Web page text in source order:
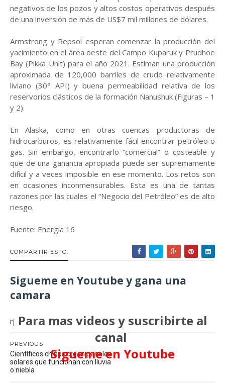
negativos de los pozos y altos costos operativos después
de una inversión de más de US$7 mil millones de dólares.
Armstrong y Repsol esperan comenzar la producción del
yacimiento en el área oeste del Campo Kuparuk y Prudhoe
Bay (Pikka Unit) para el año 2021. Estiman una producción
aproximada de 120,000 barriles de crudo relativamente
liviano (30° API) y buena permeabilidad relativa de los
reservorios clásticos de la formación Nanushuk (Figuras – 1
y 2).
En Alaska, como en otras cuencas productoras de
hidrocarburos, es relativamente fácil encontrar petróleo o
gas. Sin embargo, encontrarlo “comercial” o costeable y
que de una ganancia apropiada puede ser supremamente
difícil y a veces imposible en ese momento. Los retos son
en ocasiones inconmensurables. Esta es una de tantas
razones por las cuales el “Negocio del Petróleo” es de alto
riesgo.
Fuente: Energia 16
COMPARTIR ESTO:
Sigueme en Youtube y gana una
camara
Para mas videos y suscribirte al
canal
Sigueme en Youtube
rj
PREVIOUS
Científicos chinos crean paneles
solares que funcionan con lluvia
o niebla